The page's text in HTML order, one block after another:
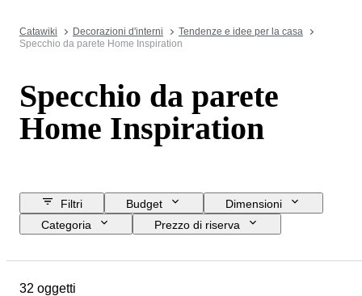
Catawiki Decorazioni d'interni
Tendenze e idee per la casa
Specchio da parete Home Inspiration
Specchio da parete
Home Inspiration
Filtri Budget
Dimensioni
Categoria
Prezzo di riserva
Paese d’origine
32 oggetti